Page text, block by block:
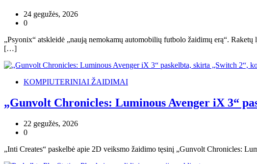
24 gegužės, 2026
0
„Psyonix“ atskleidė „naują nemokamų automobilių futbolo žaidimų erą“.
[…]
KOMPIUTERINIAI ŽAIDIMAI
„Gunvolt Chronicles: Luminous Avenger iX 3“
22 gegužės, 2026
0
„Inti Creates“ paskelbė apie 2D veiksmo žaidimo tęsinį „Gunvolt Chronicles: